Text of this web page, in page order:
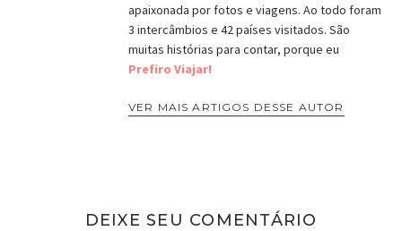
apaixonada por fotos e viagens. Ao todo foram
3 intercâmbios e 42 países visitados. São
muitas histórias para contar, porque eu
Prefiro Viajar!
VER MAIS ARTIGOS DESSE AUTOR
DEIXE SEU COMENTÁRIO